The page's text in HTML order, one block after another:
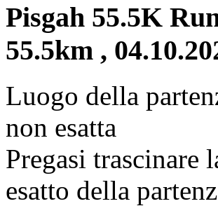
Pisgah 55.5K
55.5km ,
Luogo della
non esatta
Pregasi trascinare
esatto della